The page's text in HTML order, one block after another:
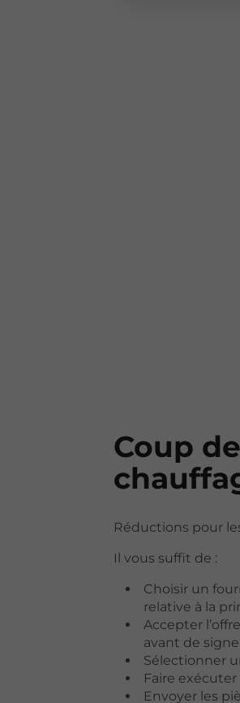
Coup
Réductions pour
Il vous suffit de :
Choisir un
relative à la
Accepter
avant de
Sélectionner
Faire exécuter
Envoyer les